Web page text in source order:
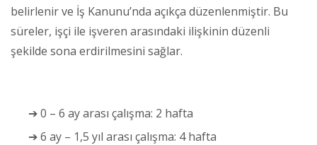
belirlenir ve İş Kanunu’nda açıkça düzenlenmiştir. Bu
süreler, işçi ile işveren arasındaki ilişkinin düzenli
şekilde sona erdirilmesini sağlar.
➔ 0 – 6 ay arası çalışma: 2 hafta
➔ 6 ay – 1,5 yıl arası çalışma: 4 hafta